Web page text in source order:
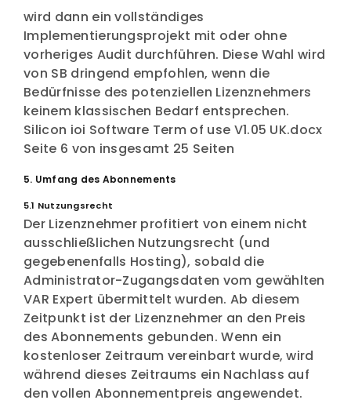
wird dann ein vollständiges
Implementierungsprojekt mit oder ohne
vorheriges Audit durchführen. Diese Wahl wird
von SB dringend empfohlen, wenn die
Bedürfnisse des potenziellen Lizenznehmers
keinem klassischen Bedarf entsprechen.
Silicon ioi Software Term of use V1.05 UK.docx
Seite 6 von insgesamt 25 Seiten
5. Umfang des Abonnements
5.1 Nutzungsrecht
Der Lizenznehmer profitiert von einem nicht
ausschließlichen Nutzungsrecht (und
gegebenenfalls Hosting), sobald die
Administrator-Zugangsdaten vom gewählten
VAR Expert übermittelt wurden. Ab diesem
Zeitpunkt ist der Lizenznehmer an den Preis
des Abonnements gebunden. Wenn ein
kostenloser Zeitraum vereinbart wurde, wird
während dieses Zeitraums ein Nachlass auf
den vollen Abonnementpreis angewendet.